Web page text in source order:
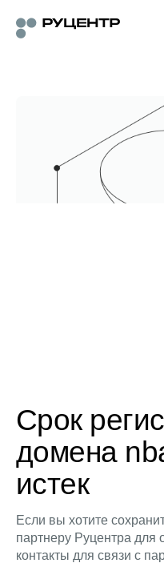
Срок
домена
истек
Если вы хотите
партнеру Руцентра для
контакты для связи с